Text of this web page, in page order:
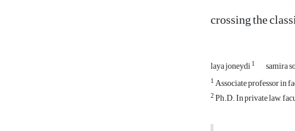
crossing the
laya joneydi1 samira
1Associate professor in
2Ph.D. In private law,